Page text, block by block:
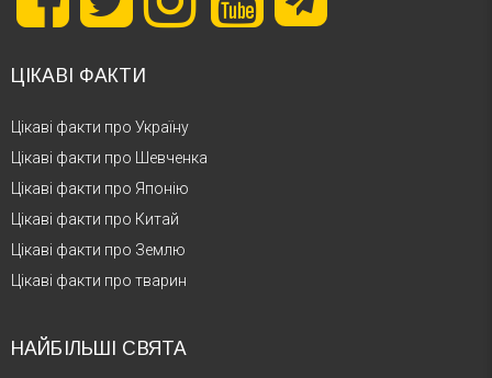
ЦІКАВІ ФАКТИ
Цікаві факти про Україну
Цікаві факти про Шевченка
Цікаві факти про Японію
Цікаві факти про Китай
Цікаві факти про Землю
Цікаві факти про тварин
НАЙБІЛЬШІ СВЯТА